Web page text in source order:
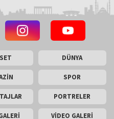
DÜNYA
SPOR
PORTRELER
VİDEO GALERİ